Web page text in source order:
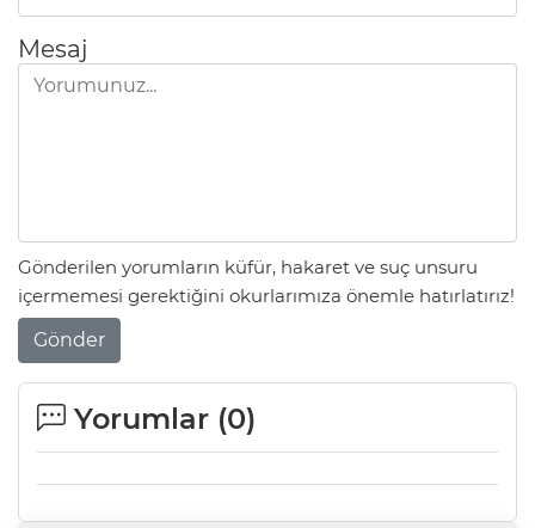
Mesaj
Gönderilen yorumların küfür, hakaret ve suç unsuru
içermemesi gerektiğini okurlarımıza önemle hatırlatırız!
Gönder
Yorumlar (0)